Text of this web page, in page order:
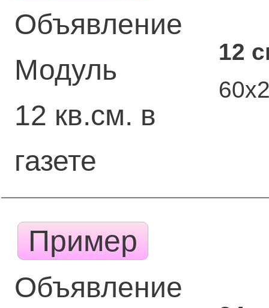
Объявление
Модуль
12 кв.см. в
газете
12
Пример
Объявление